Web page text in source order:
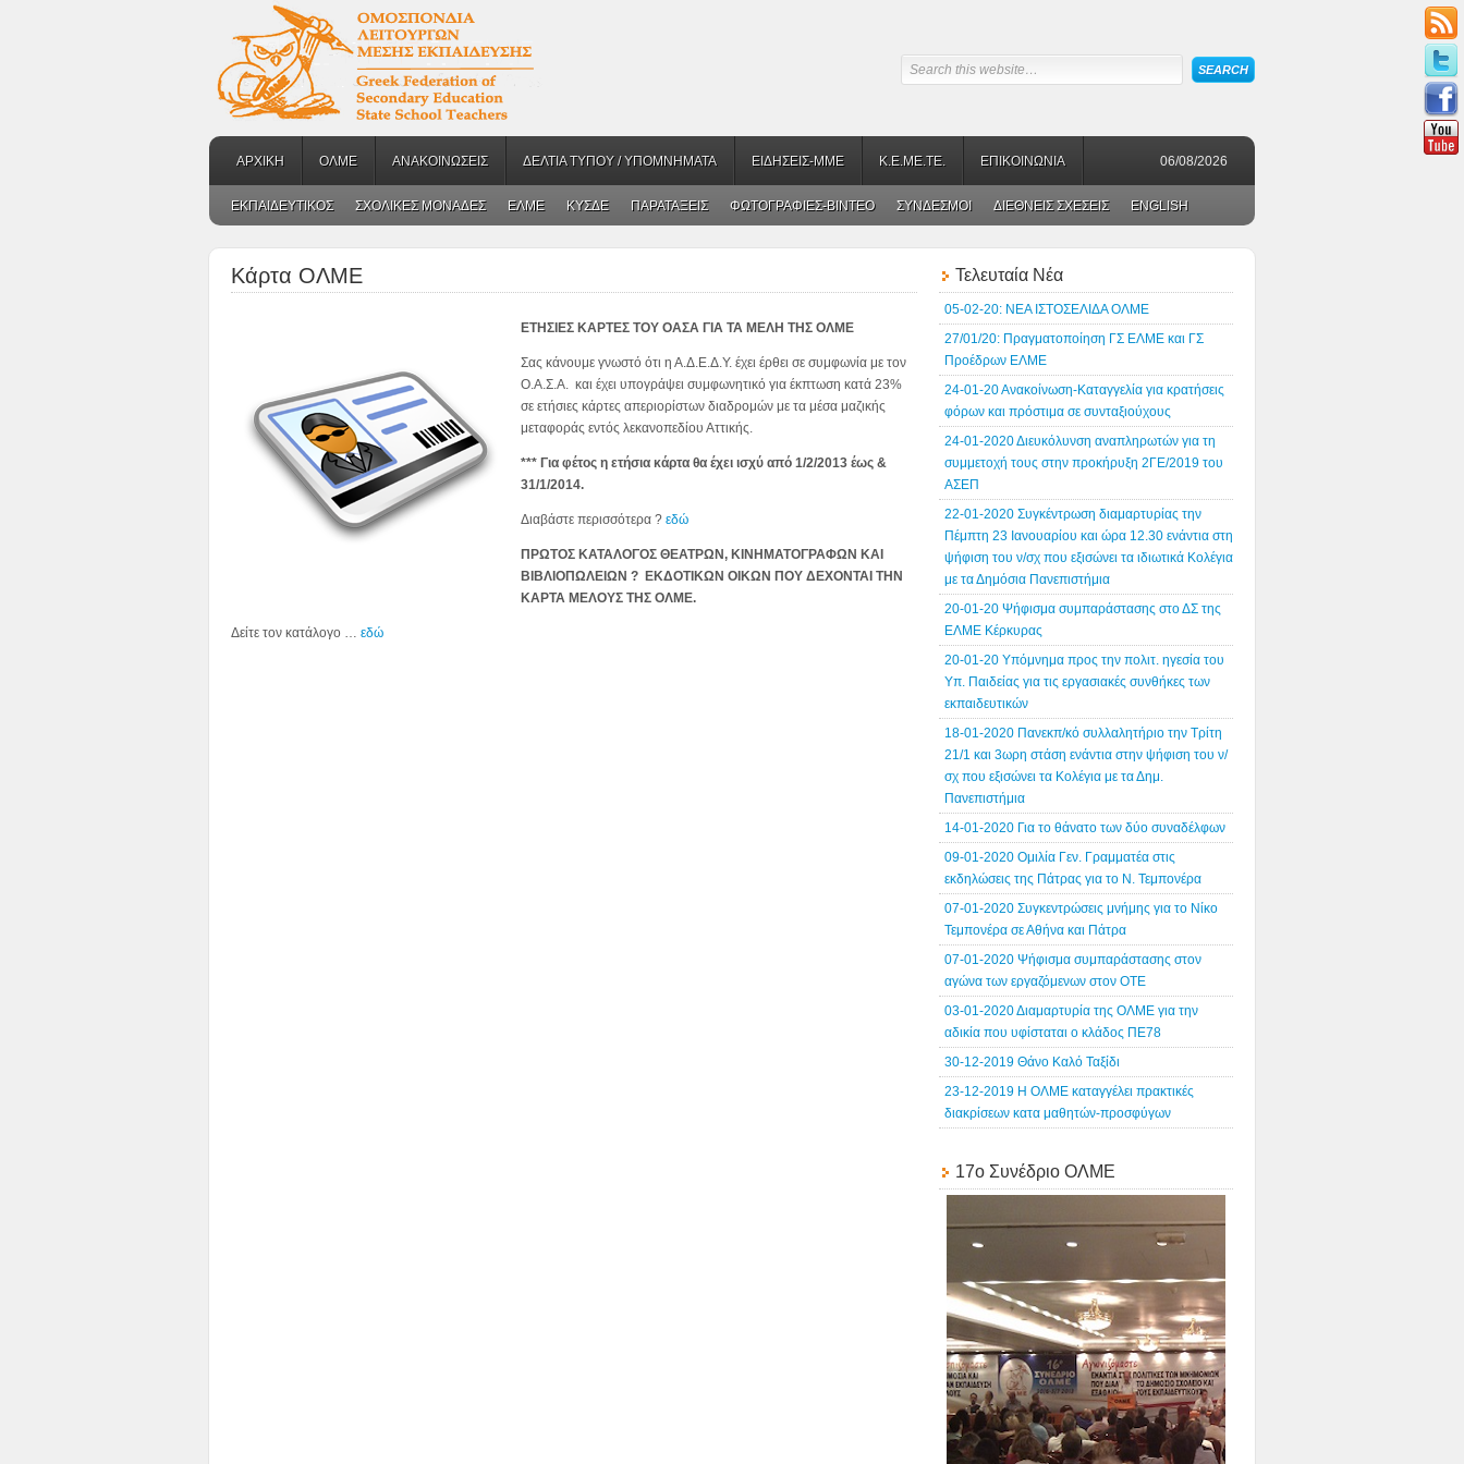
ΑΡΧΙΚΗ ΟΛΜΕ ΑΝΑΚΟΙΝΩΣΕΙΣ ΔΕΛΤΙΑ ΤΥΠΟΥ / ΥΠΟΜΝΗΜΑΤΑ ΕΙΔΗΣΕΙΣ-ΜΜΕ Κ.Ε.ΜΕ.ΤΕ. ΕΠΙΚΟΙΝΩΝΙΑ 06/08/2026
ΕΚΠΑΙΔΕΥΤΙΚΟΣ ΣΧΟΛΙΚΕΣ ΜΟΝΑΔΕΣ ΕΛΜΕ ΚΥΣΔΕ ΠΑΡΑΤΑΞΕΙΣ ΦΩΤΟΓΡΑΦΙΕΣ-BINTEO ΣΥΝΔΕΣΜΟΙ ΔΙΕΘΝΕΙΣ ΣΧΕΣΕΙΣ ENGLISH
Κάρτα ΟΛΜΕ
EΤΗΣΙΕΣ ΚΑΡΤΕΣ ΤΟΥ ΟΑΣΑ ΓΙΑ ΤΑ ΜΕΛΗ ΤΗΣ ΟΛΜΕ
Σας κάνουμε γνωστό ότι η Α.Δ.Ε.Δ.Υ. έχει έρθει σε συμφωνία με τον
Ο.Α.Σ.Α. και έχει υπογράψει συμφωνητικό για έκπτωση κατά 23%
σε ετήσιες κάρτες απεριορίστων διαδρομών με τα μέσα μαζικής
μεταφοράς εντός λεκανοπεδίου Αττικής.
*** Για φέτος η ετήσια κάρτα θα έχει ισχύ από 1/2/2013 έως &
31/1/2014.
Διαβάστε περισσότερα ? εδώ
ΠΡΩΤΟΣ ΚΑΤΑΛΟΓΟΣ ΘΕΑΤΡΩΝ, ΚΙΝΗΜΑΤΟΓΡΑΦΩΝ ΚΑΙ
ΒΙΒΛΙΟΠΩΛΕΙΩΝ ? ΕΚΔΟΤΙΚΩΝ ΟΙΚΩΝ ΠΟΥ ΔΕΧΟΝΤΑΙ ΤΗΝ
ΚΑΡΤΑ ΜΕΛΟΥΣ ΤΗΣ ΟΛΜΕ.
Δείτε τον κατάλογο … εδώ
Τελευταία Νέα
05-02-20: ΝΕΑ ΙΣΤΟΣΕΛΙΔΑ ΟΛΜΕ
27/01/20: Πραγματοποίηση ΓΣ ΕΛΜΕ και ΓΣ
Προέδρων ΕΛΜΕ
24-01-20 Ανακοίνωση-Καταγγελία για κρατήσεις
φόρων και πρόστιμα σε συνταξιούχους
24-01-2020 Διευκόλυνση αναπληρωτών για τη
συμμετοχή τους στην προκήρυξη 2ΓΕ/2019 του
ΑΣΕΠ
22-01-2020 Συγκέντρωση διαμαρτυρίας την
Πέμπτη 23 Ιανουαρίου και ώρα 12.30 ενάντια στη
ψήφιση του ν/σχ που εξισώνει τα ιδιωτικά Κολέγια
με τα Δημόσια Πανεπιστήμια
20-01-20 Ψήφισμα συμπαράστασης στο ΔΣ της
ΕΛΜΕ Κέρκυρας
20-01-20 Υπόμνημα προς την πολιτ. ηγεσία του
Υπ. Παιδείας για τις εργασιακές συνθήκες των
εκπαιδευτικών
18-01-2020 Πανεκπ/κό συλλαλητήριο την Τρίτη
21/1 και 3ωρη στάση ενάντια στην ψήφιση του ν/
σχ που εξισώνει τα Κολέγια με τα Δημ.
Πανεπιστήμια
14-01-2020 Για το θάνατο των δύο συναδέλφων
09-01-2020 Ομιλία Γεν. Γραμματέα στις
εκδηλώσεις της Πάτρας για το Ν. Τεμπονέρα
07-01-2020 Συγκεντρώσεις μνήμης για το Νίκο
Τεμπονέρα σε Αθήνα και Πάτρα
07-01-2020 Ψήφισμα συμπαράστασης στον
αγώνα των εργαζόμενων στον ΟΤΕ
03-01-2020 Διαμαρτυρία της ΟΛΜΕ για την
αδικία που υφίσταται ο κλάδος ΠΕ78
30-12-2019 Θάνο Καλό Ταξίδι
23-12-2019 Η ΟΛΜΕ καταγγέλει πρακτικές
διακρίσεων κατα μαθητών-προσφύγων
17o Συνέδριο ΟΛΜΕ